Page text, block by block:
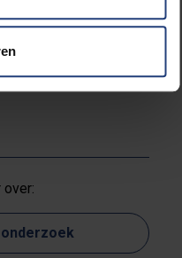
die Deutsche
te verminderen en
aan te zwengelen.
over: